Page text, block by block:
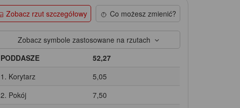
Zobacz rzut szczegółowy Co możesz zmienić?
Zobacz symbole zastosowane na rzutach
PODDASZE
52,27
1. Korytarz
5,05
2. Pokój
7,50